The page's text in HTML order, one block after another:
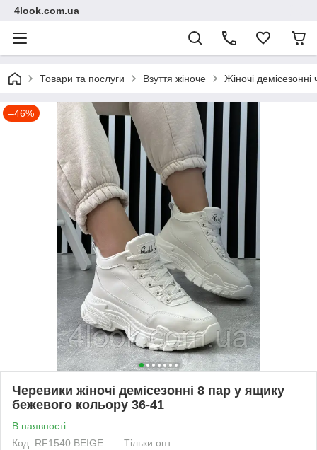
4look.com.ua
Товари та послуги Взуття жіноче Жіночі демісезонні
–46%
Черевики жіночі демісезонні 8 пар у ящику
бежевого кольору 36-41
В наявності
Код: RF1540 BEIGE.
Тільки опт